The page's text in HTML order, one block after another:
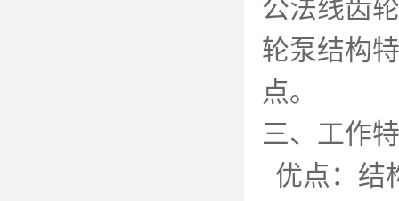
公法线齿
轮泵结构
点。
三、工作
优点：结